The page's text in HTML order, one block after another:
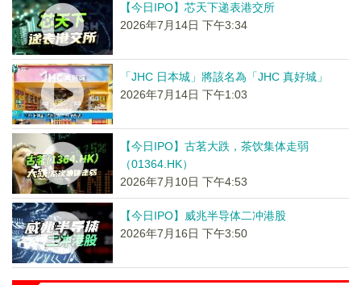
【今日IPO】芯天下递表港交所
2026年7月14日 下午3:34
「JHC 日本城」將該名為「JHC 真好城」
2026年7月14日 下午1:03
【今日IPO】古茗大跌，茶饮集体走弱
（01364.HK）
2026年7月10日 下午4:53
【今日IPO】威兆半导体二冲港股
2026年7月16日 下午3:50